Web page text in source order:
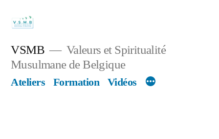
content
VSMB
Valeurs et Spiritualité
Musulmane de Belgique
Ateliers Formation Vidéos